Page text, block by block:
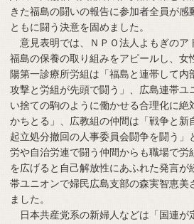
きた福島の闘いの報告に参加者全員が感
ともに闘う決意を固めました。
意見表明では、ＮＰＯ法人よもぎのア
福島の保養の取り組みをアピールし、女
陽第一診療所労組は「福島と連帯して内
攻撃と労組が先頭で闘う」、広島連帯ユ
い捨ての駒のように働かせる合理化に絶
かちとる」、広教組の仲間は「戦争と新
起立処分撤回の人事委員会闘争を闘
労や自治労連で闘う仲間からも職場で労
を広げると自己解放性にあふれた発言が
帯ユニオンで婦民広島支部の森実智恵美
ました。
日本共産党系の新婦人などは「国連が